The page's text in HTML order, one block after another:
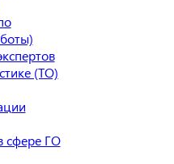
(ТО)
сфере ГО